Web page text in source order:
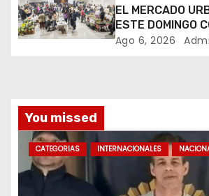
d
a
EL MERCADO
ESTE DOMINGO
Ago 6, 2026
You missed
CATEGORIAS INTERNACIONALES